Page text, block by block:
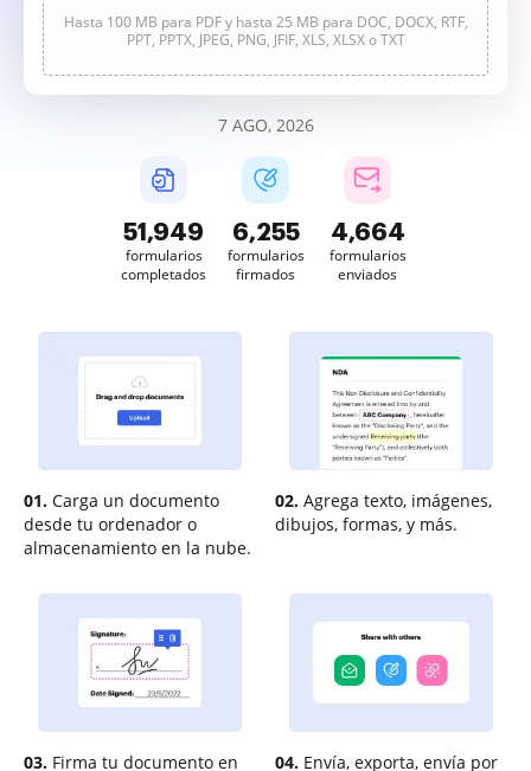
Hasta 100 MB para PDF y hasta 25 MB para DOC, DOCX, RTF,
PPT, PPTX, JPEG, PNG, JFIF, XLS, XLSX o TXT
7 AGO, 2026
51,949
formularios
completados
6,255
formularios
firmados
4,664
formularios
enviados
01. Carga un documento
desde tu ordenador o
almacenamiento en la nube.
02. Agrega texto, imágenes,
dibujos, formas, y más.
03. Firma tu documento en
04. Envía, exporta, envía por